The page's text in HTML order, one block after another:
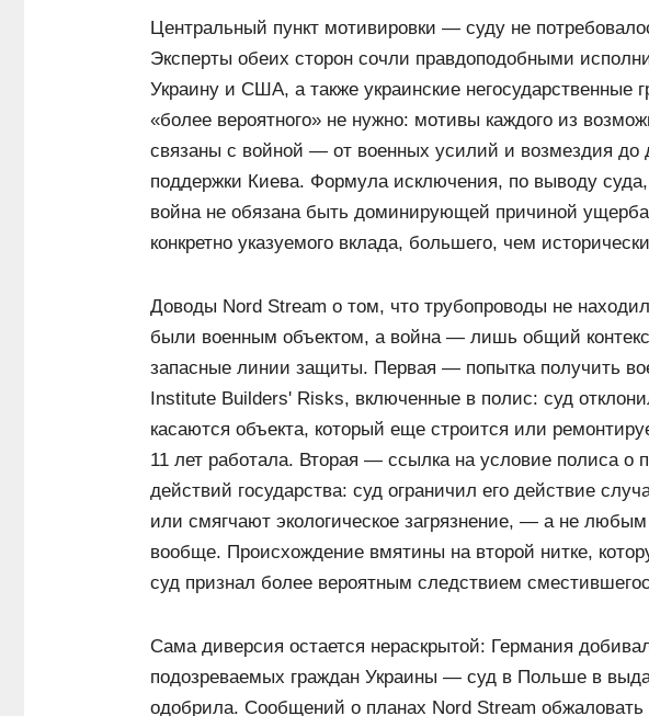
Центральный пункт мотивировки — суду не
Эксперты обеих сторон сочли правдоподобными
Украину и США, а также украинские негосударственные
«более вероятного» не нужно: мотивы каждого из
связаны с войной — от военных усилий и возмездия до
поддержки Киева. Формула исключения, по выводу
война не обязана быть доминирующей причиной
конкретно указуемого вклада, большего, чем
Доводы Nord Stream о том, что трубопроводы не
были военным объектом, а война — лишь общий
запасные линии защиты. Первая — попытка получить
Institute Builders' Risks, включенные в полис: суд
касаются объекта, который еще строится или
11 лет работала. Вторая — ссылка на условие полиса
действий государства: суд ограничил его действие
или смягчают экологическое загрязнение, — а не
вообще. Происхождение вмятины на второй нитке,
суд признал более вероятным следствием
Сама диверсия остается нераскрытой: Германия
подозреваемых граждан Украины — суд в Польше в
одобрила. Сообщений о планах Nord Stream